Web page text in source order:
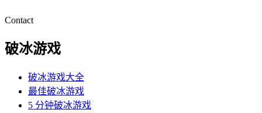
Contact
破冰游戏
破冰游戏大全
最佳破冰游戏
5 分钟破冰游戏